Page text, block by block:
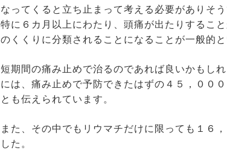
なってくると立ち止まって考える必要がありそう
特に６カ月以上にわたり、頭痛が出たりするこ
のくくりに分類されることになることが一般的と
短期間の痛み止めで治るのであれば良いかもし
には、痛み止めで予防できたはずの４５，００
とも伝えられています。
また、その中でもリウマチだけに限っても１６
した。